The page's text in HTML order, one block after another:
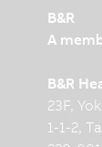
B&R
A
B&R
23F,
1-1-2,